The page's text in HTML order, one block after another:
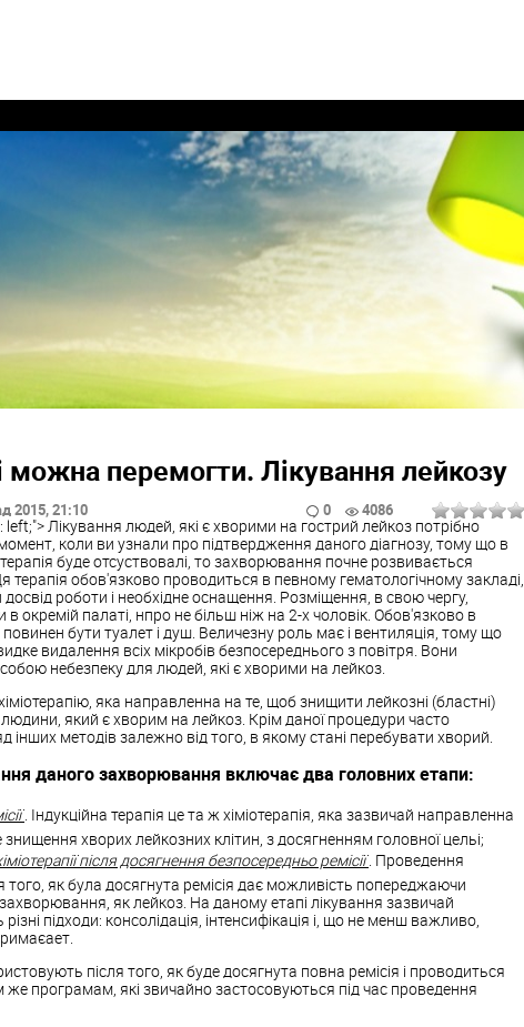
можна перемогти. Лікування лейкозу
2015, 21:10 0 4086
Лікування людей, які є хворими на гострий лейкоз потрібно
коли ви узнали про підтвердження даного діагнозу, тому що в
буде отсуствовалі, то захворювання почне розвивається
обов'язково проводиться в певному гематологічному закладі,
роботи і необхідне оснащення. Розміщення, в свою чергу,
в окремій палаті, нпро не більш ніж на 2-х чоловік. Обов'язково в
бути туалет і душ. Величезну роль має і вентиляція, тому що
видалення всіх мікробів безпосереднього з повітря. Вони
небезпеку для людей, які є хворими на лейкоз.
яка направленна на те, щоб знищити лейкозні (бластні)
людини, який є хворим на лейкоз. Крім даної процедури часто
інших методів залежно від того, в якому стані перебувати хворий.
даного захворювання включає два головних етапи:
. Індукційна терапія це та ж хіміотерапія, яка зазвичай направленна
хворих лейкозних клітин, з досягненням головної цельі;
після досягнення безпосередньо ремісії. Проведення
того, як була досягнута ремісія дає можливість попереджаючи
як лейкоз. На даному етапі лікування зазвичай
підходи: консолідація, інтенсифікація і, що не менш важливо,
після того, як буде досягнута повна ремісія і проводиться
же програмам, які звичайно застосовуються під час проведення